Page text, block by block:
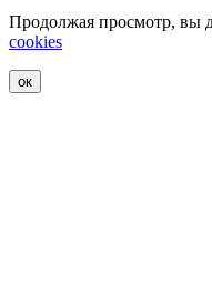
Продолжая просмотр, вы
cookies
ок